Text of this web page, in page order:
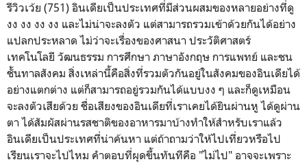
รีวิวเว้ย (751) อินเดียเป็นประเทศที่มีส่วนผสมของหลายอย่างที่ดู
งง งง งง งง และไม่น่าจะลงตัว แต่สามารถรวมเข้าด้วยกันได้อย่าง
แปลกประหลาด ไม่ว่าจะเรื่องของศาสนา ประวัติศาสตร์
เทคโนโลยี วัฒนธรรม การศึกษา ภาษาอังกฤษ การแพทย์ และชน
ชั้นทาลสังคม สิ่งเหล่านี้คือสิ่งที่รวมตัวกันอยู่ในสังคมของอินเดียได้
อย่างแตกต่าง แต่ก็สามารถอยู่รวมกันได้แบบงง ๆ และก็ดูเหมือน
จะลงตัวเสียด้วย ชื่อเสียงของอินเดียที่เราเคยได้ยินผ่านหู ได้ดูผ่าน
ตา ได้สัมผัสผ่านรสชาติของอาหารมาบ้างทำให้สำหรับเราแล้ว
อินเดียเป็นประเทศที่น่าค้นหา แต่ถ้าถามว่าให้ไปเที่ยวหรือไป
เรียนเราจะไปไหม คำตอบที่ผุดขึ้นทันทีคือ "ไม่ไป" อาจจะเพราะ